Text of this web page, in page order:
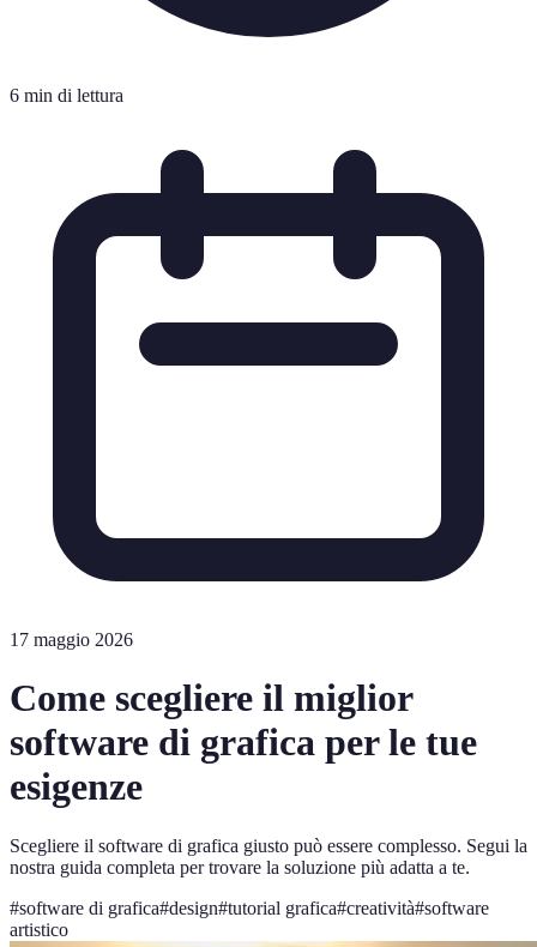
6 min di lettura
17 maggio 2026
Come scegliere il miglior
software di grafica per le tue
esigenze
Scegliere il software di grafica giusto può essere complesso. Segui la
nostra guida completa per trovare la soluzione più adatta a te.
#software di grafica#design#tutorial grafica#creatività#software
artistico